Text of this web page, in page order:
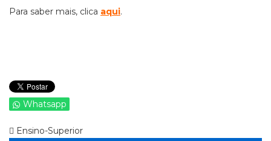
Para saber mais, clica aqui.
Whatsapp
Ensino-Superior